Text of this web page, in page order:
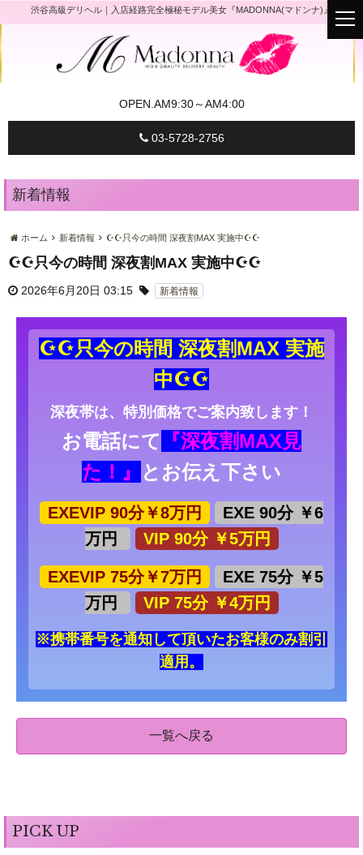
渋谷高級デリヘル｜入店経路完全極秘モデル美女『MADONNA(マドンナ)』
OPEN. AM9:30～AM4:00
03-5728-2756
新着情報
ホーム 新着情報 ☪☪只今の時間 深夜割MAX 実施中☪☪
☪☪只今の時間 深夜割MAX 実施中☪☪
2026年6月20日 03:15 新着情報
☪☪只今の時間 深夜割MAX 実施
中☪☪
深夜帯は、特別価格でご案内致します！
お電話にて
『深夜割MAX見
た！』
とお伝え下さい
EXEVIP 90分￥8万円
EXE 90分 ￥6
万円
VIP 90分 ￥5万円
EXEVIP 75分￥7万円
EXE 75分 ￥5
万円
VIP 75分 ￥4万円
※携帯番号を通知して頂いたお客様のみ割引
適用。
一覧へ戻る
PICK UP
t
o
g
i
t